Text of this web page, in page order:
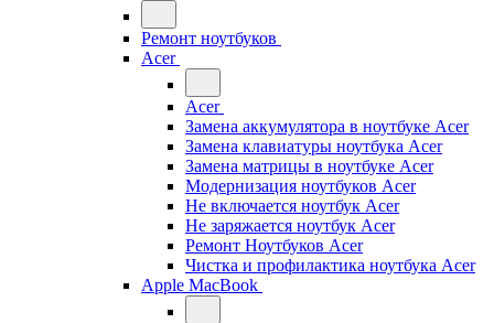
Ремонт ноутбуков
Acer
Acer
Замена аккумулятора в ноутбуке Acer
Замена клавиатуры ноутбука Acer
Замена матрицы в ноутбуке Acer
Модернизация ноутбуков Acer
Не включается ноутбук Acer
Не заряжается ноутбук Acer
Ремонт Ноутбуков Acer
Чистка и профилактика ноутбука Acer
Apple MacBook